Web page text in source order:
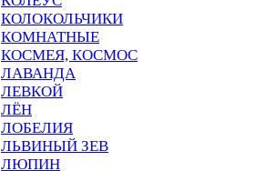
КОЛОКОЛЬЧИКИ
КОМНАТНЫЕ
КОСМЕЯ, КОСМОС
ЛАВАНДА
ЛЕВКОЙ
ЛЁН
ЛОБЕЛИЯ
ЛЬВИНЫЙ ЗЕВ
ЛЮПИН